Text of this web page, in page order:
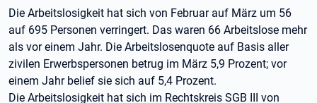
Die Arbeitslosigkeit hat sich von Februar auf März um 56
auf 695 Personen verringert. Das waren 66 Arbeitslose mehr
als vor einem Jahr. Die Arbeitslosenquote auf Basis aller
zivilen Erwerbspersonen betrug im März 5,9 Prozent; vor
einem Jahr belief sie sich auf 5,4 Prozent.
Die Arbeitslosigkeit hat sich im Rechtskreis SGB III von